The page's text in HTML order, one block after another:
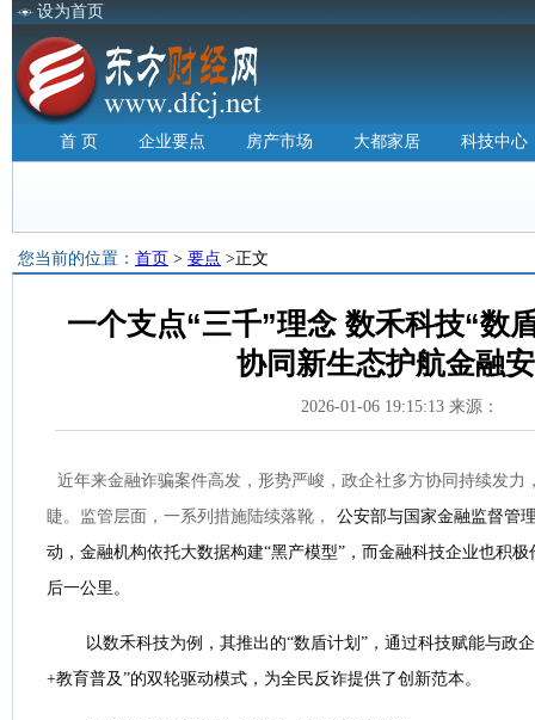
设为首页
首 页 企业要点 房产市场 大都家居 科技中心
您当前的位置： 首页 > 要点 >正文
一个支点“三千”理念 数禾科技“数
协同新生态护航金融
2026-01-06 19:15:13 来源：
近年来金融诈骗案件高发，形势严峻，政企社多方协同持续发力
睫。监管层面，一系列措施陆续落靴，
公安部与国家金融监督管
动，金融机构依托大数据构建“黑产模型”，而金融科技企业也积
后一公里。
以数禾科技为例，其推出的“数盾计划”，通过科技赋能与政
+教育普及”的双轮驱动模式，为全民反诈提供了创新范本。